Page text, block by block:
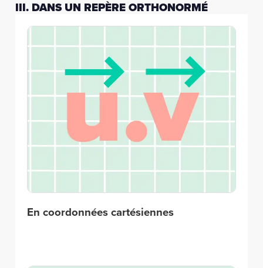
III. DANS UN REPÈRE ORTHONORMÉ
En coordonnées cartésiennes